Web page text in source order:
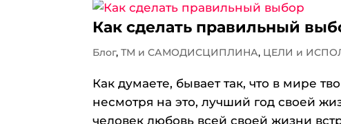
Как сделать правильный
Блог,ТМ и САМОДИСЦИПЛИНА, ЦЕЛИ и
Как думаете, бывает так, что в мире
несмотря на это, лучший год своей
человек любовь всей своей жизни